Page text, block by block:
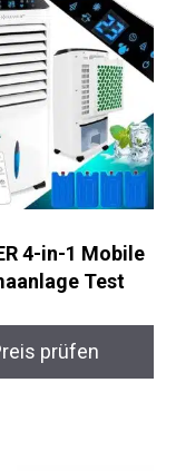
4-in-1 Mobile
Test
prüfen